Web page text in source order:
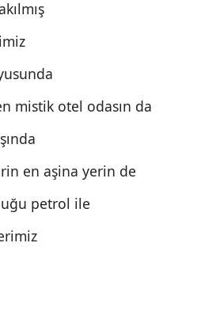
mistik otel odasın da
en aşina yerin de
petrol ile